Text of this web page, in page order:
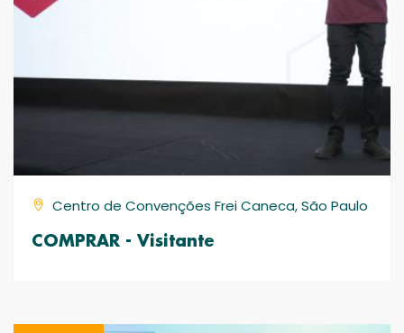
Centro de Convenções Frei Caneca, São Paulo
COMPRAR - Visitante